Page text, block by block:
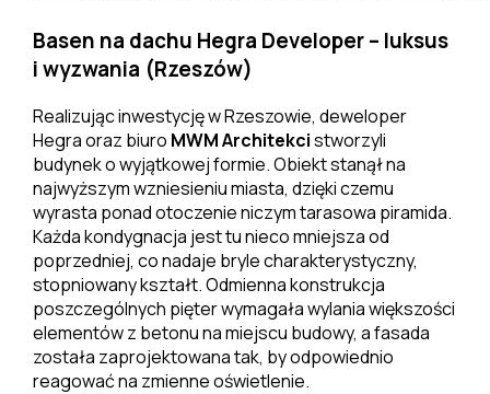
Basen na dachu Hegra Developer – luksus
i wyzwania (Rzeszów)
Realizując inwestycję w Rzeszowie, deweloper
Hegra oraz biuro MWM Architekcistworzyli
budynek o wyjątkowej formie. Obiekt stanął na
najwyższym wzniesieniu miasta, dzięki czemu
wyrasta ponad otoczenie niczym tarasowa piramida.
Każda kondygnacja jest tu nieco mniejsza od
poprzedniej, co nadaje bryle charakterystyczny,
stopniowany kształt. Odmienna konstrukcja
poszczególnych pięter wymagała wylania większości
elementów z betonu na miejscu budowy, a fasada
została zaprojektowana tak, by odpowiednio
reagować na zmienne oświetlenie.